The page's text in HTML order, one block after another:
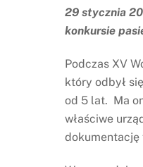
29 stycznia
konkursie
Podczas XV
który odbył
od 5 lat. Ma
właściwe
dokumentację